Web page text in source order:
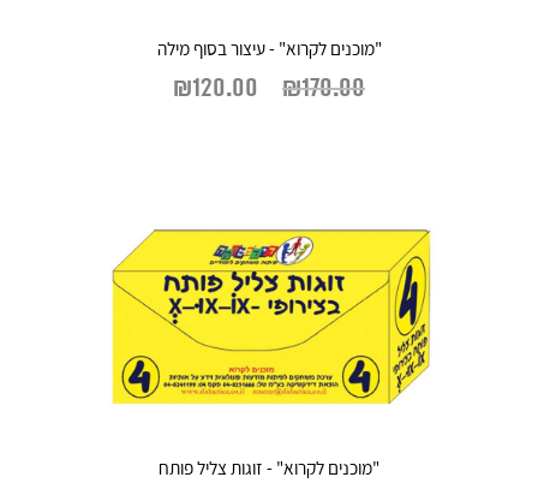
"מוכנים לקרוא" - עיצור בסוף מילה
₪170.00
₪120.00
"מוכנים לקרוא" - זוגות צליל פותח